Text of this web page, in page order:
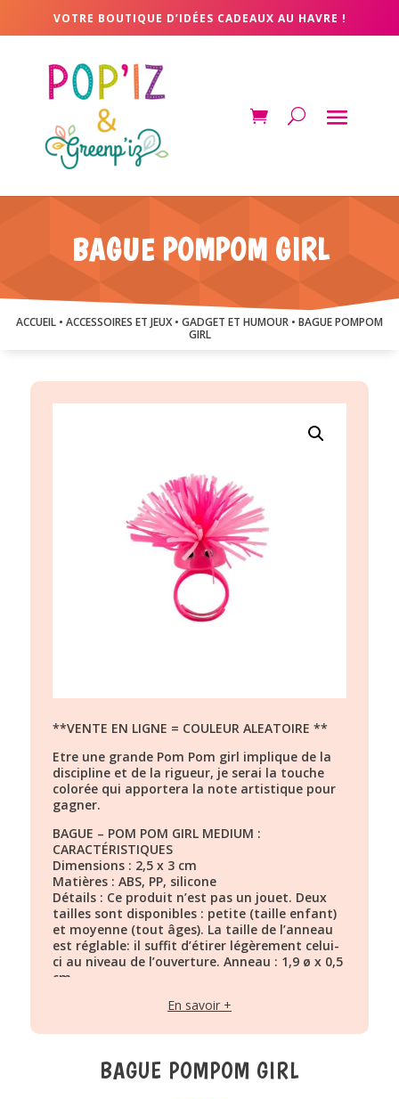
VOTRE BOUTIQUE D’IDÉES CADEAUX AU HAVRE !
BAGUE POMPOM GIRL
ACCUEIL • ACCESSOIRES ET JEUX• GADGET ET HUMOUR • BAGUE POMPOM
GIRL
**VENTE EN LIGNE = COULEUR ALEATOIRE **
Etre une grande Pom Pom girl implique de la
discipline et de la rigueur, je serai la touche
colorée qui apportera la note artistique pour
gagner.
BAGUE – POM POM GIRL MEDIUM :
CARACTÉRISTIQUES
Dimensions : 2,5 x 3 cm
Matières : ABS, PP, silicone
Détails : Ce produit n’est pas un jouet. Deux
tailles sont disponibles : petite (taille enfant)
et moyenne (tout âges). La taille de l’anneau
est réglable: il suffit d’étirer légèrement celui-
ci au niveau de l’ouverture. Anneau : 1,9 ø x 0,5
cm
En savoir +
BAGUE POMPOM GIRL